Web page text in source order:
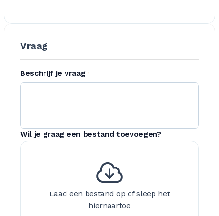
Vraag
Beschrijf je vraag *
Wil je graag een bestand toevoegen?
Laad een bestand op of sleep het
hiernaartoe